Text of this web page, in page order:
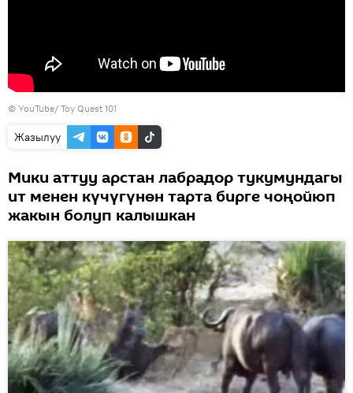
© YouTube/ Toy Quest 101
Жазылуу
Мики аттуу арстан лабрадор тукумундагы
ит менен күчүгүнөн тарта бирге чоңойюп
жакын болуп калышкан